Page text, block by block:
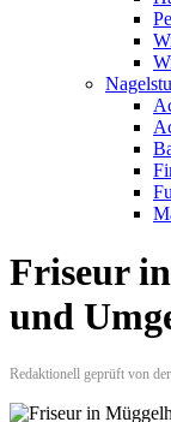
Friseur
und
Redaktionell geprüft von